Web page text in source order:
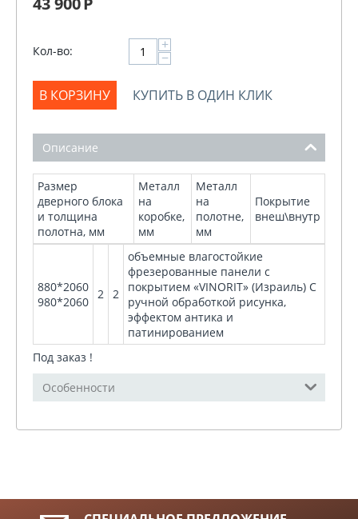
Кол-во: +
−
В КОРЗИНУ КУПИТЬ В ОДИН КЛИК
Описание
Размер
дверного блока
и толщина
полотна, мм
Металл
на
коробке,
мм
Металл
на
полотне,
мм
Покрытие
внеш\внутр
880*2060
980*2060
2 2
объемные влагостойкие
фрезерованные панели с
покрытием «VINORIT» (Израиль) С
ручной обработкой рисунка,
эффектом антика и
патинированием
Под заказ !
Особенности